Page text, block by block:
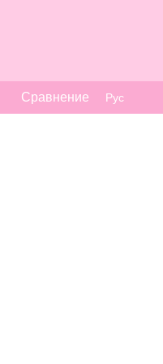
Сравнение Рус